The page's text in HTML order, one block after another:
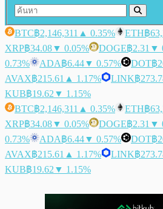
BTC฿2,146,311 ▲ 0.35% ETH฿
XRP฿34.08▼ 0.05% DOGE฿2.31 ▼
0.73%
ADA฿6.44▼ 0.57% DOT฿
AVAX฿215.61 ▲ 1.17% LINK฿
KUB฿19.62 ▼ 1.15%
BTC฿2,146,311 ▲ 0.35% ETH฿
XRP฿34.08▼ 0.05% DOGE฿2.31 ▼
0.73%
ADA฿6.44▼ 0.57% DOT฿
AVAX฿215.61 ▲ 1.17% LINK฿
KUB฿19.62 ▼ 1.15%